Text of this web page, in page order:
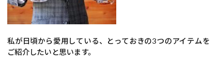
私が日頃から愛用している、とっておきの3つのアイテムを
ご紹介したいと思います。